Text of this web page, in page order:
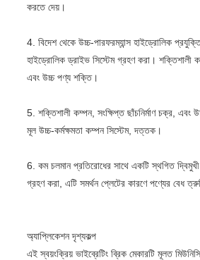
করতে দেয়।
4. বিদেশ থেকে উচ্চ-পারফরম্যান্স হাইড্রোলিক
হাইড্রোলিক ড্রাইভ সিস্টেম গ্রহণ করা। শক্তিশালী
এবং উচ্চ পণ্য শক্তি।
5. শক্তিশালী কম্পন, সংক্ষিপ্ত ছাঁচনির্মাণ চক্র, এবং
মূল উচ্চ-কর্মক্ষমতা কম্পন সিস্টেম, দত্তক।
6. কম চলমান প্রতিরোধের সাথে একটি স্থগিত দ্বিমুখী
গ্রহণ করা, এটি সমর্থন প্লেটের কারণে পণ্যের বেধ
অ্যাপ্লিকেশন দৃশ্যকল্প
এই স্বয়ংক্রিয় ভাইব্রেটিং ব্রিক মেকারটি মূলত